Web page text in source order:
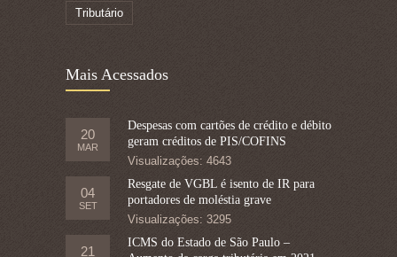
Tributário
Mais Acessados
20
MAR
Despesas com cartões de crédito e débito
geram créditos de PIS/COFINS
Visualizações: 4643
04
SET
Resgate de VGBL é isento de IR para
portadores de moléstia grave
Visualizações: 3295
21
ICMS do Estado de São Paulo –